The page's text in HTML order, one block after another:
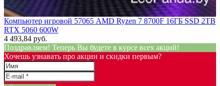
Компьютер игровой 57065 AMD Ryzen 7 8700F 16ГБ SSD 2TB
RTX 5060 600W
4 493,84 руб.
Поздравляем! Теперь Вы будете в курсе всех акций!
Хочешь узнавать про акции и скидки первым?